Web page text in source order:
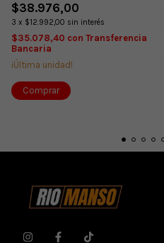
$38.976,00
3 x $12.992,00 sin interés
$35.078,40 con Transferencia
Bancaria
¡Última unidad!